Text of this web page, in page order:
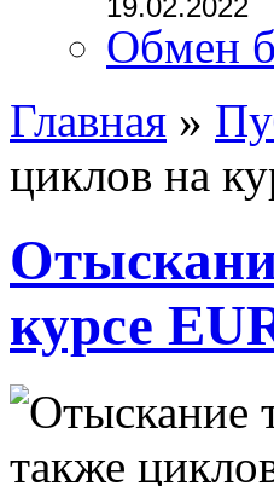
Обмен
Главная »
циклов на
курсе